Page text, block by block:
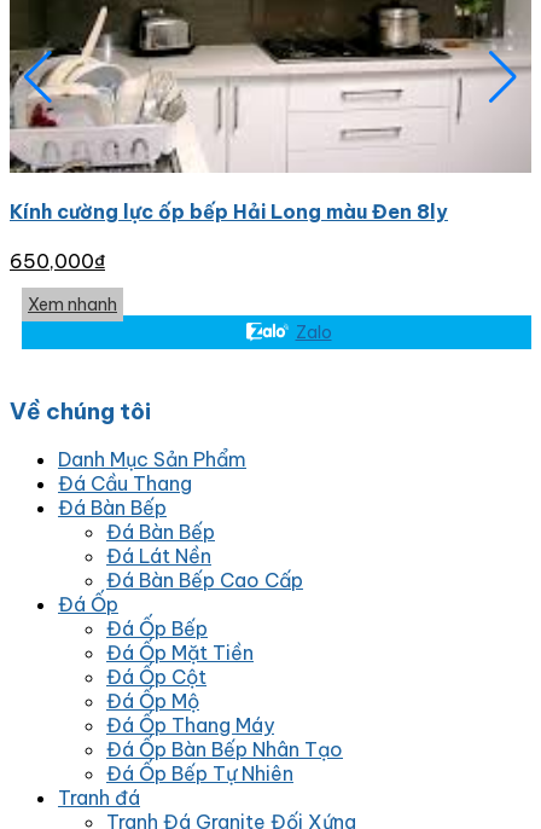
Kính cường lực ốp bếp Hải Long màu Đen 8ly
650,000₫
Xem nhanh
Zalo
Về chúng tôi
Danh Mục Sản Phẩm
Đá Cầu Thang
Đá Bàn Bếp
Đá Bàn Bếp
Đá Lát Nền
Đá Bàn Bếp Cao Cấp
Đá Ốp
Đá Ốp Bếp
Đá Ốp Mặt Tiền
Đá Ốp Cột
Đá Ốp Mộ
Đá Ốp Thang Máy
Đá Ốp Bàn Bếp Nhân Tạo
Đá Ốp Bếp Tự Nhiên
Tranh đá
Tranh Đá Granite Đối Xứng